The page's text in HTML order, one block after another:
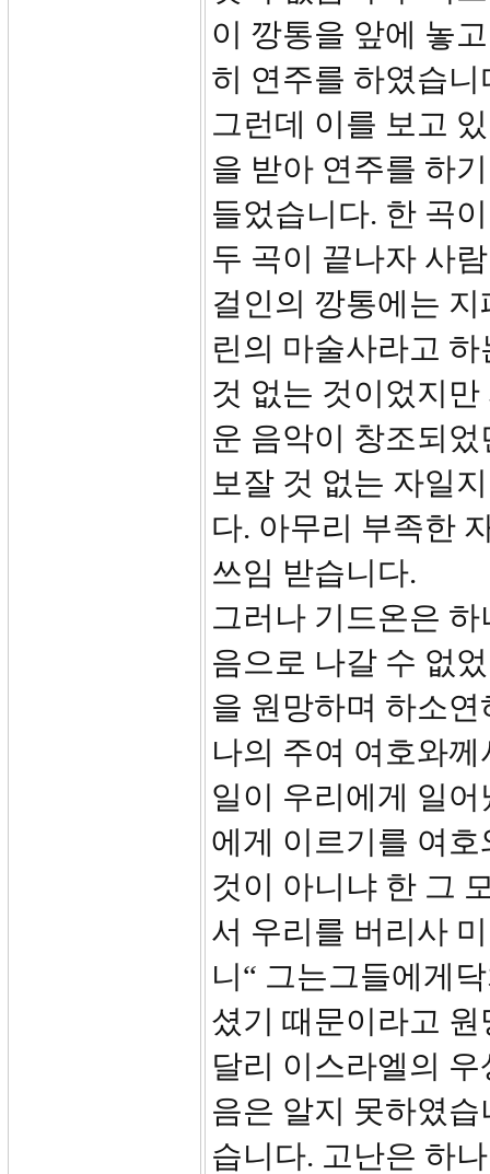
이 깡통을 앞에 놓
히 연주를 하였습
그런데 이를 보고
을 받아 연주를 하
들었습니다. 한 곡
두 곡이 끝나자 사
걸인의 깡통에는
린의 마술사라고
것 없는 것이었지
운 음악이 창조되
보잘 것 없는 자일
다. 아무리 부족한
쓰임 받습니다.
그러나 기드온은
음으로 나갈 수 없
을 원망하며 하소
나의 주여 여호와
일이 우리에게 일
에게 이르기를 여
것이 아니냐 한 그
서 우리를 버리사
니“ 그는그들에게
셨기 때문이라고
달리 이스라엘의
음은 알지 못하였
습니다. 고난은 하